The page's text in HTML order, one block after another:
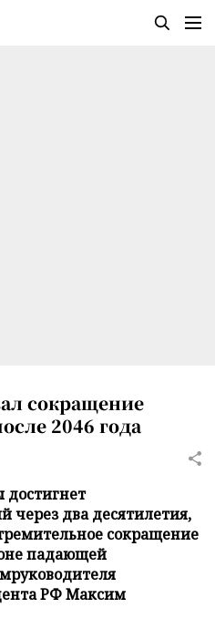
сокращение
2046 года
через два десятилетия,
сокращение
падающей
РФ Максим